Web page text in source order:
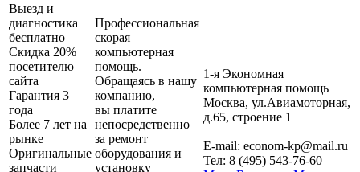
Выезд и
диагностика
бесплатно
Скидка 20%
посетителю
сайта
Гарантия 3
года
Более 7 лет на
рынке
Оригинальные
запчасти
Профессиональная
скорая
компьютерная
помощь.
Обращаясь в нашу
компанию,
вы платите
непосредственно
за ремонт
оборудования и
установку
1-я Экономная
компьютерная помощь
Москва, ул.Авиамоторная,
д.65, строение 1
E-mail: econom-kp@mail.ru
Тел: 8 (495) 543-76-60